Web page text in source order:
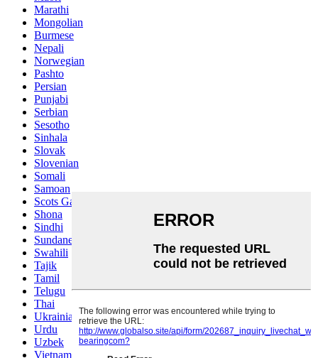
Marathi
Mongolian
Burmese
Nepali
Norwegian
Pashto
Persian
Punjabi
Serbian
Sesotho
Sinhala
Slovak
Slovenian
Somali
Samoan
Scots Gaelic
Shona
Sindhi
Sundanese
Swahili
Tajik
Tamil
Telugu
Thai
Ukrainian
Urdu
Uzbek
Vietnamese